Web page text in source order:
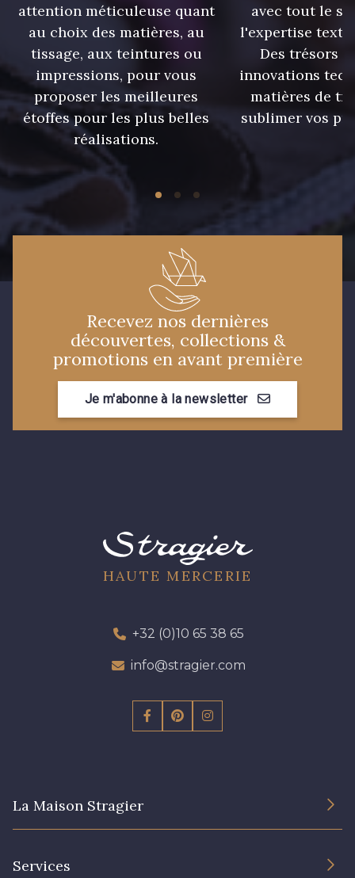
attention méticuleuse quant
au choix des matières, au
tissage, aux teintures ou
impressions, pour vous
proposer les meilleures
étoffes pour les plus belles
réalisations.
avec tout le
l'expertise
Des trésors
innovations
matières de
sublimer vos
Recevez nos dernières
découvertes, collections &
promotions en avant première
Je m'abonne à la newsletter
HAUTE MERCERIE
+32 (0)10 65 38 65
info@stragier.com
La Maison Stragier
Services